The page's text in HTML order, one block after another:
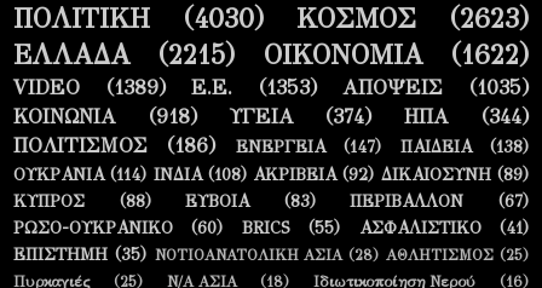
ΠΟΛΙΤΙΚΗ (4030) ΚΟΣΜΟΣ
(2623)
ΕΛΛΑΔΑ
(2215) ΟΙΚΟΝΟΜΙΑ (1622)
VIDEO (1389) Ε.Ε. (1353) ΑΠΟΨΕΙΣ
(1035)
ΚΟΙΝΩΝΙΑ
(918) ΥΓΕΙΑ (374) ΗΠΑ
(344)
ΠΟΛΙΤΙΣΜΟΣ
(186) ΕΝΕΡΓΕΙΑ (147) ΠΑΙΔΕΙΑ
(138)
ΟΥΚΡΑΝΙΑ (114) ΙΝΔΙΑ (108) ΑΚΡΙΒΕΙΑ (92) ΔΙΚΑΙΟΣΥΝΗ (89)
ΚΥΠΡΟΣ
(88) ΕΥΒΟΙΑ (83) ΠΕΡΙΒΑΛΛΟΝ
(67)
ΡΩΣΟ-ΟΥΚΡΑΝΙΚΟ
(60) BRICS (55) ΑΣΦΑΛΙΣΤΙΚΟ
(41)
ΕΠΙΣΤΗΜΗ (35) ΝΟΤΙΟΑΝΑΤΟΛΙΚΗ ΑΣΙΑ (28) ΑΘΛΗΤΙΣΜΟΣ (25)
Πυρκαγιές
(25) Ν/Α ΑΣΙΑ (18) Ιδιωτικοποίηση Νερού (16)